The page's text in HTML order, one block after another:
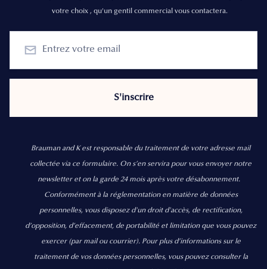
votre choix , qu'un gentil commercial vous contactera.
Brauman and K est responsable du traitement de votre adresse mail
collectée via ce formulaire. On s’en servira pour vous envoyer notre
newsletter et on la garde 24 mois après votre désabonnement.
Conformément à la réglementation en matière de données
personnelles, vous disposez d'un droit d'accès, de rectification,
d’opposition, d’effacement, de portabilité et limitation que vous pouvez
exercer (par mail ou courrier). Pour plus d’informations sur le
traitement de vos données personnelles, vous pouvez consulter la